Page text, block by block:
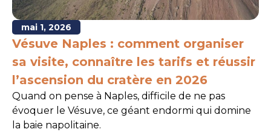
mai 1, 2026
Vésuve Naples : comment organiser
sa visite, connaître les tarifs et réussir
l’ascension du cratère en 2026
Quand on pense à Naples, difficile de ne pas
évoquer le Vésuve, ce géant endormi qui domine
la baie napolitaine.